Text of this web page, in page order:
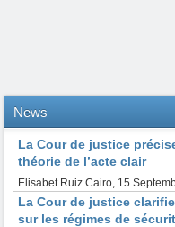
News
La Cour de justice
théorie de l’acte clair
Elisabet Ruiz Cairo, 15
La Cour de justice
sur les régimes de